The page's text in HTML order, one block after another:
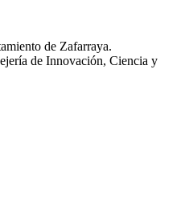
de Zafarraya.
de Innovación, Ciencia y